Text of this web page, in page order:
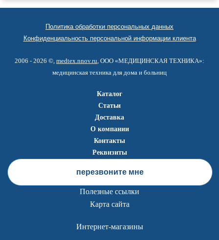
Политика обработки персональных данных
Конфиденциальность персональной информации клиента
2006 - 2026 ©, medtex.nnov.ru, ООО «МЕДИЦИНСКАЯ ТЕХНИКА»:
медицинская техника для дома и больниц
Каталог
Статьи
Доставка
О компании
Контакты
Реквизиты
перезвоните мне
Полезные ссылки
Карта сайта
Интернет-магазины